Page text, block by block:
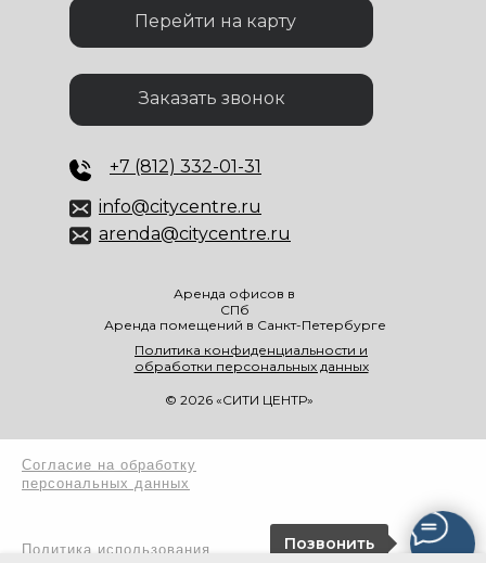
Позвонить
© 2026 «СИТИ ЦЕНТР»
Аренда помещений в Санкт-Петербурге
Аренда офисов в
СПб
Политика конфиденциальности и
обработки персональных данных
+7 (812) 332-01-31
info@citycentre.ru
arenda@citycentre.ru
Заказать звонок
Перейти на карту
Согласие на обработку
персональных данных
Политика использования